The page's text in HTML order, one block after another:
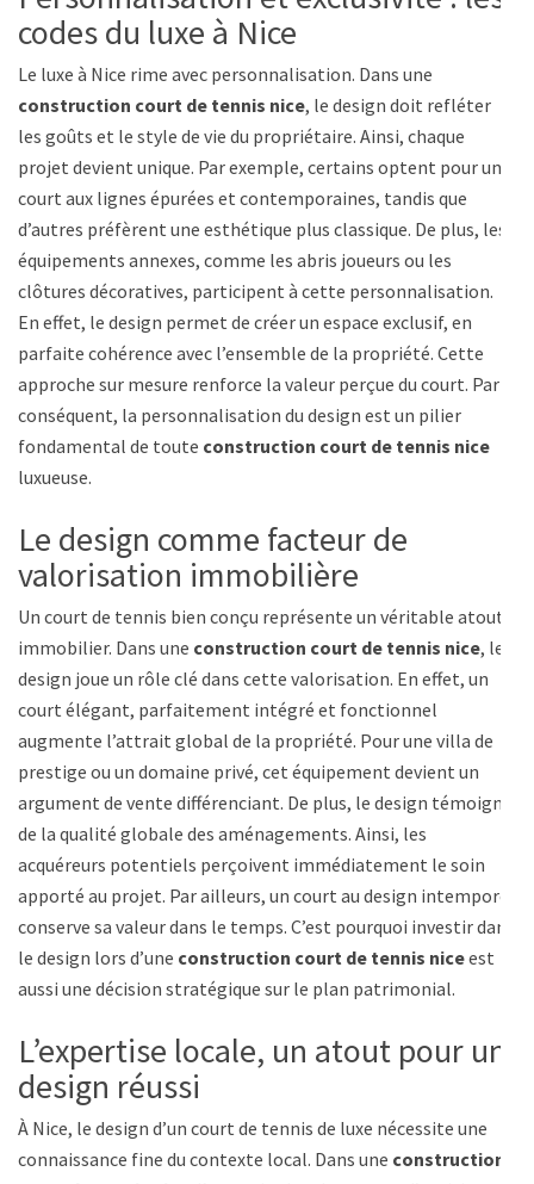
codes du luxe à Nice
Le luxe à Nice rime avec personnalisation. Dans une
construction court de tennis nice, le design doit refléter
les goûts et le style de vie du propriétaire. Ainsi, chaque
projet devient unique. Par exemple, certains optent pour un
court aux lignes épurées et contemporaines, tandis que
d’autres préfèrent une esthétique plus classique. De plus, les
équipements annexes, comme les abris joueurs ou les
clôtures décoratives, participent à cette personnalisation.
En effet, le design permet de créer un espace exclusif, en
parfaite cohérence avec l’ensemble de la propriété. Cette
approche sur mesure renforce la valeur perçue du court. Par
conséquent, la personnalisation du design est un pilier
fondamental de toute construction court de tennis nice
luxueuse.
Le design comme facteur de
valorisation immobilière
Un court de tennis bien conçu représente un véritable atout
immobilier. Dans une construction court de tennis nice, le
design joue un rôle clé dans cette valorisation. En effet, un
court élégant, parfaitement intégré et fonctionnel
augmente l’attrait global de la propriété. Pour une villa de
prestige ou un domaine privé, cet équipement devient un
argument de vente différenciant. De plus, le design témoigne
de la qualité globale des aménagements. Ainsi, les
acquéreurs potentiels perçoivent immédiatement le soin
apporté au projet. Par ailleurs, un court au design intemporel
conserve sa valeur dans le temps. C’est pourquoi investir dans
le design lors d’une construction court de tennis niceest
aussi une décision stratégique sur le plan patrimonial.
L’expertise locale, un atout pour un
design réussi
À Nice, le design d’un court de tennis de luxe nécessite une
connaissance fine du contexte local. Dans une construction